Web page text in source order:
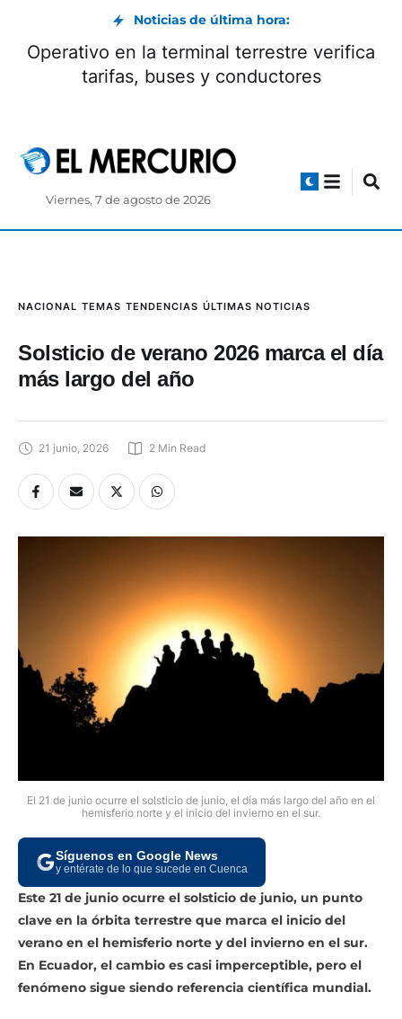
Noticias de última hora:
Operativo en la terminal terrestre verifica
tarifas, buses y conductores
Viernes, 7 de agosto de 2026
NACIONAL TEMAS TENDENCIAS ÚLTIMAS NOTICIAS
Solsticio de verano 2026 marca el día
más largo del año
21 junio, 2026 2 Min Read
El 21 de junio ocurre el solsticio de junio, el día más largo del año en el
hemisferio norte y el inicio del invierno en el sur.
Síguenos en Google News
y entérate de lo que sucede en Cuenca
Este 21 de junio ocurre el solsticio de junio, un punto
clave en la órbita terrestre que marca el inicio del
verano en el hemisferio norte y del invierno en el sur.
En Ecuador, el cambio es casi imperceptible, pero el
fenómeno sigue siendo referencia científica mundial.